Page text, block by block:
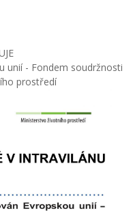
unií - Fondem soudržnosti
prostředí